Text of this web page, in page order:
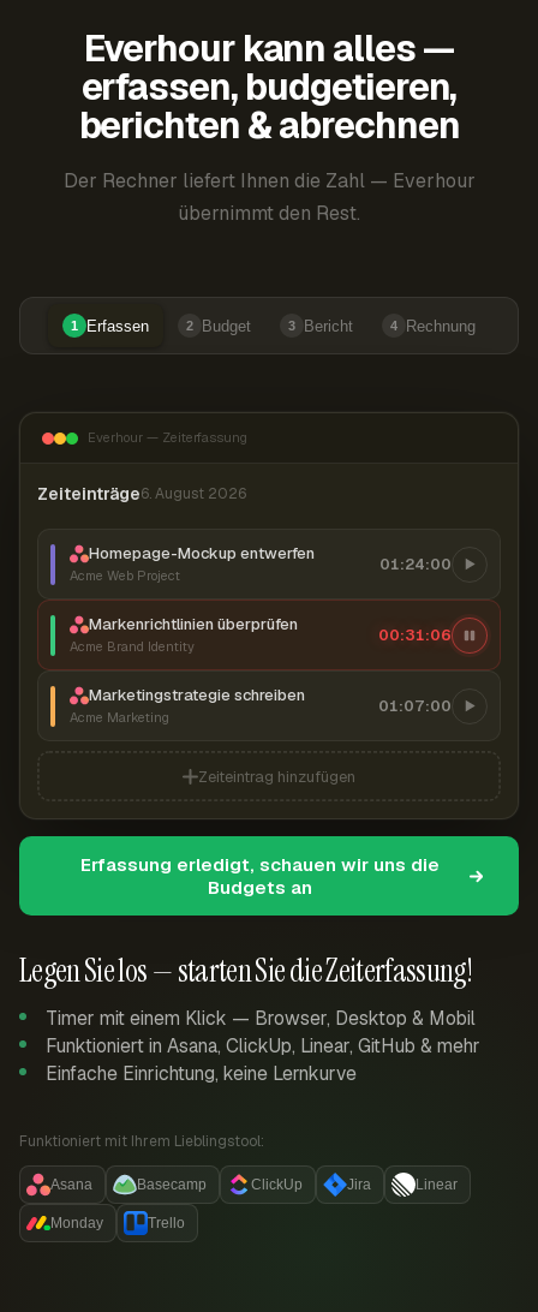
Everhour kann alles —
erfassen, budgetieren,
berichten & abrechnen
Der Rechner liefert Ihnen die Zahl — Everhour
übernimmt den Rest.
1 Erfassen 2 Budget 3 Bericht 4 Rechnung
Legen Sie los — starten Sie die Zeiterfassung!
Timer mit einem Klick — Browser, Desktop & Mobil
Funktioniert in Asana, ClickUp, Linear, GitHub & mehr
Einfache Einrichtung, keine Lernkurve
Funktioniert mit Ihrem Lieblingstool:
Asana Basecamp ClickUp Jira Linear
Monday Trello
Everhour — Zeiterfassung
Zeiteinträge6. August 2026
Homepage-Mockup entwerfen
Acme Web Project
01:24:00
Markenrichtlinien überprüfen
Acme Brand Identity
00:31:07
Marketingstrategie schreiben
Acme Marketing
01:07:00
Zeiteintrag hinzufügen
Erfassung erledigt, schauen wir uns die
Budgets an